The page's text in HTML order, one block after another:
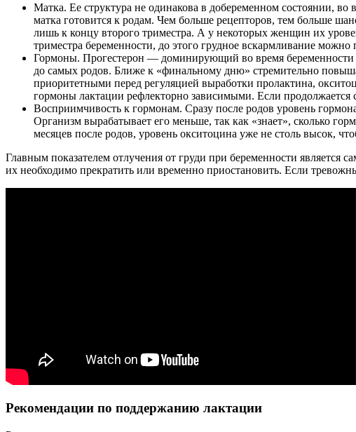
Матка. Ее структура не одинакова в добеременном состоянии,
матка готовится к родам. Чем больше рецепторов, тем больше
лишь к концу второго триместра. А у некоторых женщин их
триместра беременности, до этого грудное вскармливание можно
Гормоны. Прогестерон — доминирующий во время беременности
до самых родов. Ближе к «финальному дню» стремительно
приоритетными перед регуляцией выработки пролактина,
гормоны лактации рефлекторно зависимыми. Если продолжается
Восприимчивость к гормонам. Сразу после родов уровень
Организм вырабатывает его меньше, так как «знает», сколько
месяцев после родов, уровень окситоцина уже не столь высок,
Главным показателем отлучения от груди при беременности
их необходимо прекратить или временно приостановить. Если
Рекомендации по поддержанию лактации